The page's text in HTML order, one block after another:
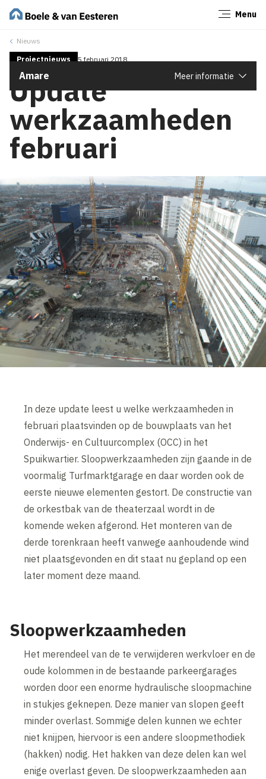
Menu
Nieuws
Amare Meer informatie
Projectnieuws 5 februari 2018
Update
werkzaamheden
februari
In deze update leest u welke werkzaamheden in
februari plaatsvinden op de bouwplaats van het
Onderwijs- en Cultuurcomplex (OCC) in het
Spuikwartier. Sloopwerkzaamheden zijn gaande in de
voormalig Turfmarktgarage en daar worden ook de
eerste nieuwe elementen gestort. De constructie van
de orkestbak van de theaterzaal wordt in de
komende weken afgerond. Het monteren van de
derde torenkraan heeft vanwege aanhoudende wind
niet plaatsgevonden en dit staat nu gepland op een
later moment deze maand.
Sloopwerkzaamheden
Het merendeel van de te verwijderen werkvloer en de
oude kolommen in de bestaande parkeergarages
worden door een enorme hydraulische sloopmachine
in stukjes geknepen. Deze manier van slopen geeft
minder overlast. Sommige delen kunnen we echter
niet knijpen, hiervoor is een andere sloopmethodiek
(hakken) nodig. Het hakken van deze delen kan wel
enige overlast geven. De sloopwerkzaamheden aan
Sluiten